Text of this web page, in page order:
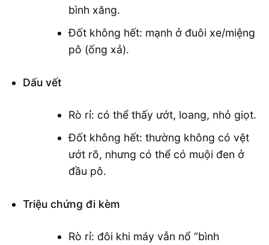
bình xăng.
Đốt không hết: mạnh ở đuôi xe/miệng
pô (ống xả).
Dấu vết
Rò rỉ: có thể thấy ướt, loang, nhỏ giọt.
Đốt không hết: thường không có vệt
ướt rõ, nhưng có thể có muội đen ở
đầu pô.
Triệu chứng đi kèm
Rò rỉ: đôi khi máy vẫn nổ “bình